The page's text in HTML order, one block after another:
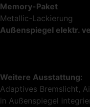
Memory-Paket
Metallic-Lackierung
Außenspiegel elektr.
Weitere Ausstattung:
Adaptives Bremslicht,
in Außenspiegel